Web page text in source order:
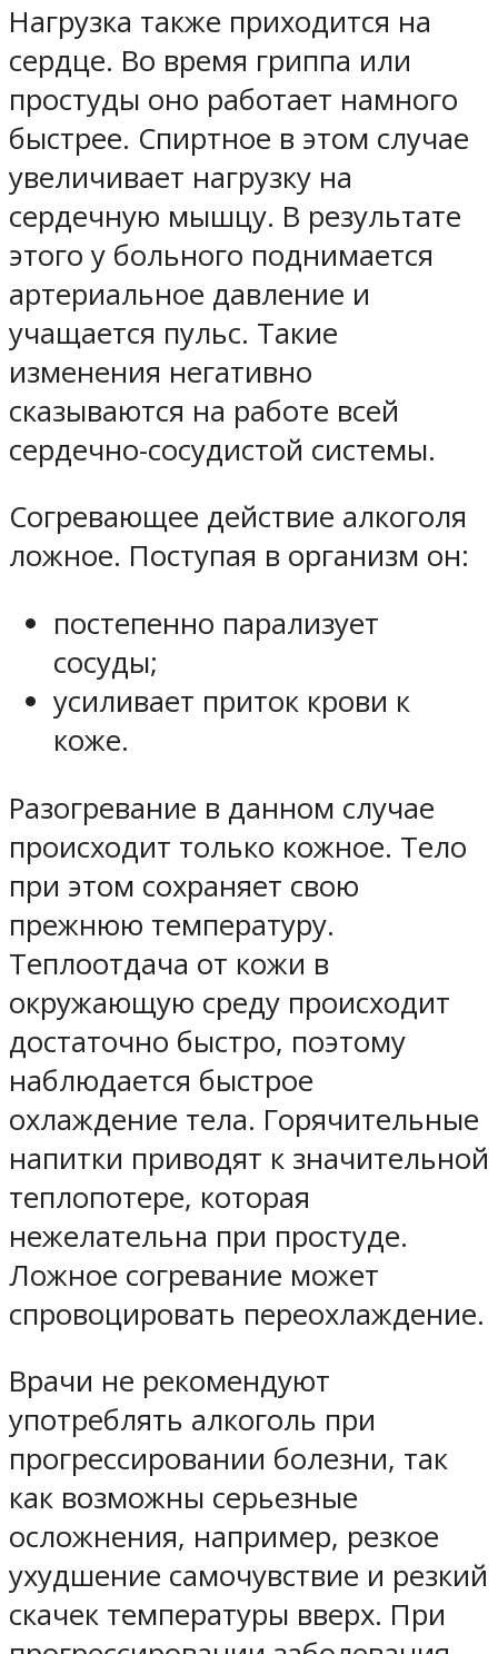
Нагрузка также приходится на
сердце. Во время гриппа или
простуды оно работает намного
быстрее. Спиртное в этом случае
увеличивает нагрузку на
сердечную мышцу. В результате
этого у больного поднимается
артериальное давление и
учащается пульс. Такие
изменения негативно
сказываются на работе всей
сердечно-сосудистой системы.
Согревающее действие алкоголя
ложное. Поступая в организм он:
постепенно парализует
сосуды;
усиливает приток крови к
коже.
Разогревание в данном случае
происходит только кожное. Тело
при этом сохраняет свою
прежнюю температуру.
Теплоотдача от кожи в
окружающую среду происходит
достаточно быстро, поэтому
наблюдается быстрое
охлаждение тела. Горячительные
напитки приводят к значительной
теплопотере, которая
нежелательна при простуде.
Ложное согревание может
спровоцировать переохлаждение.
Врачи не рекомендуют
употреблять алкоголь при
прогрессировании болезни, так
как возможны серьезные
осложнения, например, резкое
ухудшение самочувствие и резкий
скачек температуры вверх. При